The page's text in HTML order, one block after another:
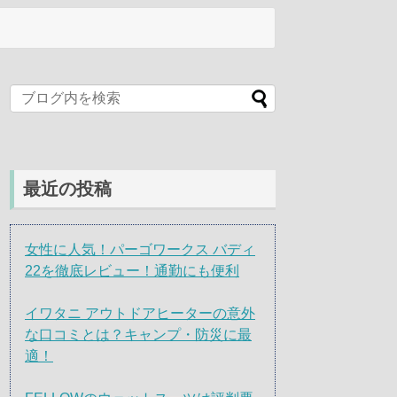
最近の投稿
女性に人気！パーゴワークス バディ
22を徹底レビュー！通勤にも便利
イワタニ アウトドアヒーターの意外
な口コミとは？キャンプ・防災に最
適！